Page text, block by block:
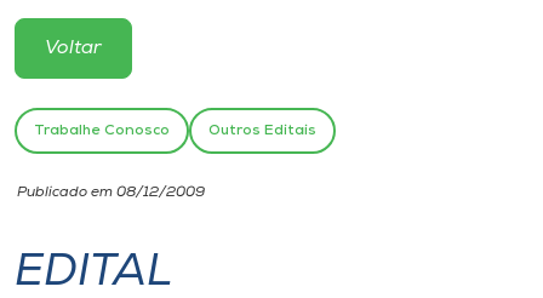
Atendimento ao Estudante
Portal de Ensino
Unoesc
Internacionalização
Voltar
Trabalhe Conosco Outros Editais
Publicado em 08/12/2009
EDITAL